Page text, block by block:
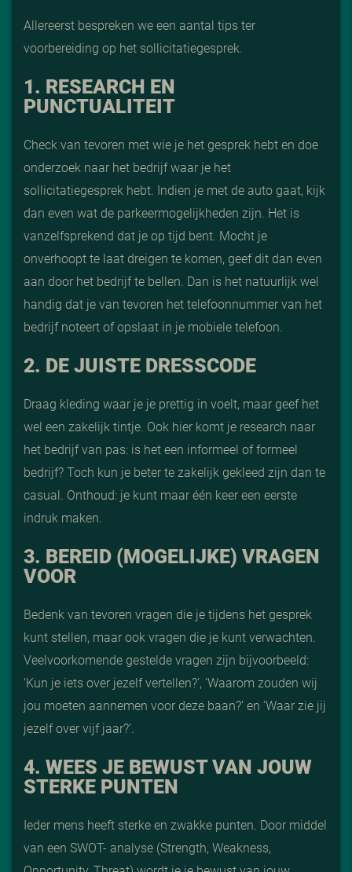
Allereerst bespreken we een aantal tips ter
voorbereiding op het sollicitatiegesprek.
1. RESEARCH EN
PUNCTUALITEIT
Check van tevoren met wie je het gesprek hebt en doe
onderzoek naar het bedrijf waar je het
sollicitatiegesprek hebt. Indien je met de auto gaat, kijk
dan even wat de parkeermogelijkheden zijn. Het is
vanzelfsprekend dat je op tijd bent. Mocht je
onverhoopt te laat dreigen te komen, geef dit dan even
aan door het bedrijf te bellen. Dan is het natuurlijk wel
handig dat je van tevoren het telefoonnummer van het
bedrijf noteert of opslaat in je mobiele telefoon.
2. DE JUISTE DRESSCODE
Draag kleding waar je je prettig in voelt, maar geef het
wel een zakelijk tintje. Ook hier komt je research naar
het bedrijf van pas: is het een informeel of formeel
bedrijf? Toch kun je beter te zakelijk gekleed zijn dan te
casual. Onthoud: je kunt maar één keer een eerste
indruk maken.
3. BEREID (MOGELIJKE) VRAGEN
VOOR
Bedenk van tevoren vragen die je tijdens het gesprek
kunt stellen, maar ook vragen die je kunt verwachten.
Veelvoorkomende gestelde vragen zijn bijvoorbeeld:
‘Kun je iets over jezelf vertellen?’, ‘Waarom zouden wij
jou moeten aannemen voor deze baan?’ en ‘Waar zie jij
jezelf over vijf jaar?’.
4. WEES JE BEWUST VAN JOUW
STERKE PUNTEN
Ieder mens heeft sterke en zwakke punten. Door middel
van een SWOT- analyse (Strength, Weakness,